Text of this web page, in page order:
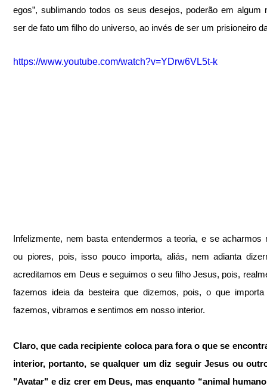
egos”, sublimando todos os seus desejos, poderão em algum
ser de fato um filho do universo, ao invés de ser um prisioneiro
https://www.youtube.com/watch?v=YDrw6VL5t-k
Infelizmente, nem basta entendermos a teoria, e se acharmos
ou piores, pois, isso pouco importa, aliás, nem adianta
acreditamos em Deus e seguimos o seu filho Jesus, pois,
fazemos ideia da besteira que dizemos, pois, o que
fazemos, vibramos e sentimos em nosso interior.
Claro, que cada recipiente coloca para fora o que se
interior, portanto, se qualquer um diz seguir Jesus ou
"Avatar" e diz crer em Deus, mas enquanto “animal